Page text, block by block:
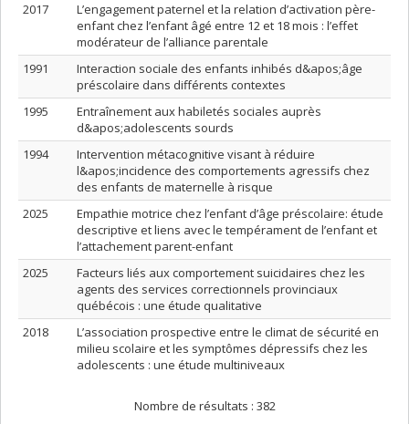
2017
L’engagement paternel et la relation d’activation père-
enfant chez l’enfant âgé entre 12 et 18 mois : l’effet
modérateur de l’alliance parentale
1991
Interaction sociale des enfants inhibés d&apos;âge
préscolaire dans différents contextes
1995
Entraînement aux habiletés sociales auprès
d&apos;adolescents sourds
1994
Intervention métacognitive visant à réduire
l&apos;incidence des comportements agressifs chez
des enfants de maternelle à risque
2025
Empathie motrice chez l’enfant d’âge préscolaire: étude
descriptive et liens avec le tempérament de l’enfant et
l’attachement parent-enfant
2025
Facteurs liés aux comportement suicidaires chez les
agents des services correctionnels provinciaux
québécois : une étude qualitative
2018
L’association prospective entre le climat de sécurité en
milieu scolaire et les symptômes dépressifs chez les
adolescents : une étude multiniveaux
Nombre de résultats : 382